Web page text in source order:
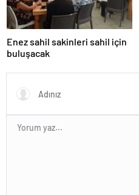
Enez sahil sakinleri sahil için
buluşacak